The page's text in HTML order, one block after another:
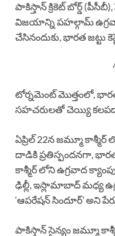
పాకిస్తాన్ క్రికెట్ బోర్డ్
విజయాన్ని పహల్గామ్
చేసినందుకు, భారత జట్టు
టోర్నమెంట్ మొత్తంలో,
సహచరులతో చెయ్యి
ఏప్రిల్ 22న జమ్మూ
దాడికి ప్రతిస్పందనగా,
కాశ్మీర్ లోని ఉగ్రవాద
ఢిల్లీ, ఇస్లామాబాద్ మధ్య
‘ఆపరేషన్ సిందూర్’ అని
పాకిస్తాన్ సైన్యం జమ్మూ